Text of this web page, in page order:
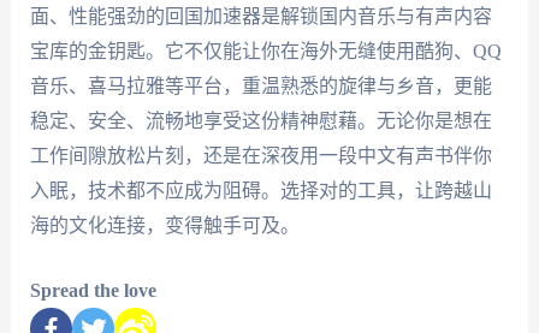
面、性能强劲的回国加速器是解锁国内音乐与有声内容
宝库的金钥匙。它不仅能让你在海外无缝使用酷狗、QQ
音乐、喜马拉雅等平台，重温熟悉的旋律与乡音，更能
稳定、安全、流畅地享受这份精神慰藉。无论你是想在
工作间隙放松片刻，还是在深夜用一段中文有声书伴你
入眠，技术都不应成为阻碍。选择对的工具，让跨越山
海的文化连接，变得触手可及。
Spread the love